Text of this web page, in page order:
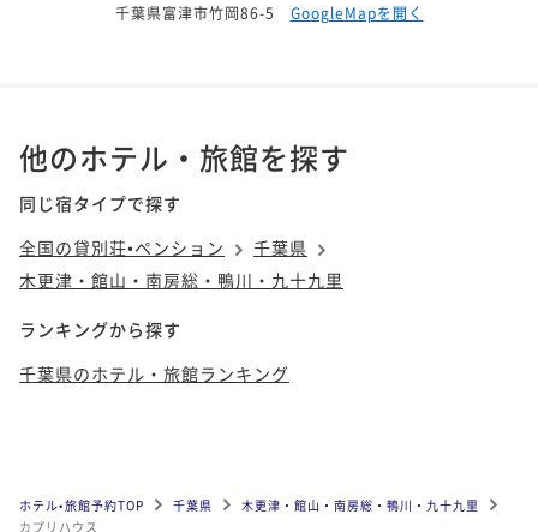
千葉県富津市竹岡86-5 GoogleMapを開く
他のホテル・旅館を探す
同じ宿タイプで探す
全国の貸別荘•ペンション
千葉県
木更津・館山・南房総・鴨川・九十九里
ランキングから探す
千葉県のホテル・旅館ランキング
ホテル•旅館予約TOP 千葉県
木更津・館山・南房総・鴨川・九十九里
カプリハウス